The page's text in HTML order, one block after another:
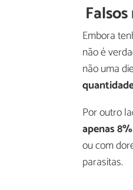
Embora
não é
não uma
Por outro
apenas
ou com
parasitas.